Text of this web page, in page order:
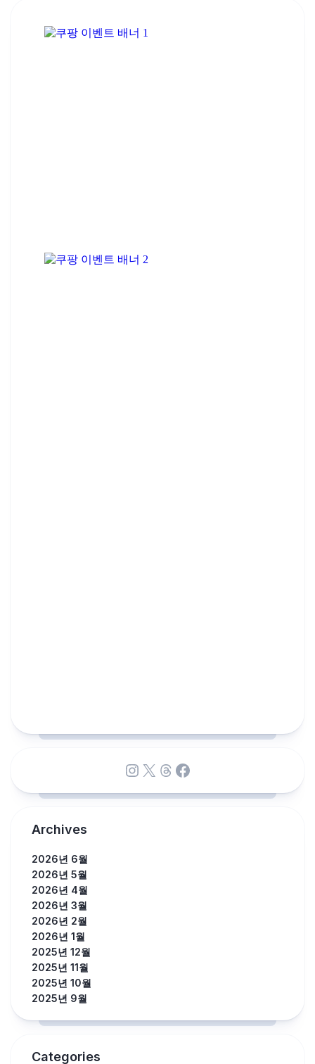
Instagram
X Threads
Facebook
Archives
2026년 6월
2026년 5월
2026년 4월
2026년 3월
2026년 2월
2026년 1월
2025년 12월
2025년 11월
2025년 10월
2025년 9월
Categories